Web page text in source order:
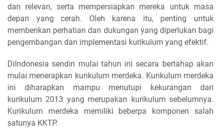
dan relevan, serta mempersiapkan mereka untuk masa
depan yang cerah. Oleh karena itu, penting untuk
memberikan perhatian dan dukungan yang diperlukan bagi
pengembangan dan implementasi kurikulum yang efektif.
DiIndonesia sendiri mulai tahun ini secara bertahap akan
mulai menerapkan kurikulum merdeka. Kurikulum merdeka
ini diharapkan mampu menutupi kekurangan dari
kurikulum 2013 yang merupakan kurikulum sebelumnya.
Kurikulum merdeka memiliki beberpa komponen salah
satunya KKTP.